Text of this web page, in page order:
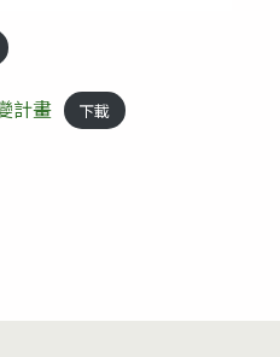
計畫 下載